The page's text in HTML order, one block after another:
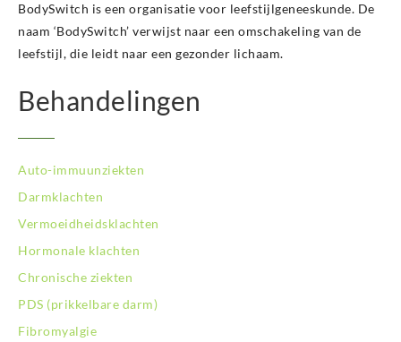
BodySwitch is een organisatie voor leefstijlgeneeskunde. De
naam ‘BodySwitch’ verwijst naar een omschakeling van de
leefstijl, die leidt naar een gezonder lichaam.
Behandelingen
Auto-immuunziekten
Darmklachten
Vermoeidheidsklachten
Hormonale klachten
Chronische ziekten
PDS (prikkelbare darm)
Fibromyalgie